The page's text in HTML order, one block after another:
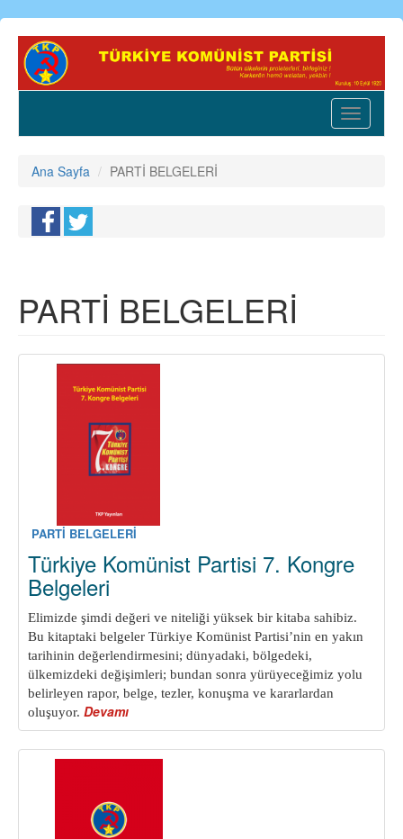
Ana
içeriğe
Toggle
Ana Sayfa PARTİ BELGELERİ
PARTİ BELGELERİ
PARTİ BELGELERİ
Türkiye Komünist Partisi 7. Kongre
Belgeleri
Elimizde şimdi değeri ve niteliği yüksek bir kitaba sahibiz.
Bu kitaptaki belgeler Türkiye Komünist Partisi’nin en yakın
tarihinin değerlendirmesini; dünyadaki, bölgedeki,
ülkemizdeki değişimleri; bundan sonra yürüyeceğimiz yolu
belirleyen rapor, belge, tezler, konuşma ve kararlardan
oluşuyor. Devamı
Türkiye
Komünist
Partisi